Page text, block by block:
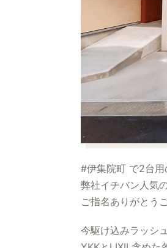
#伊集院町 で2台用
弊社イチバン人気
ご指名ありがとう
今駆け込みラッシ